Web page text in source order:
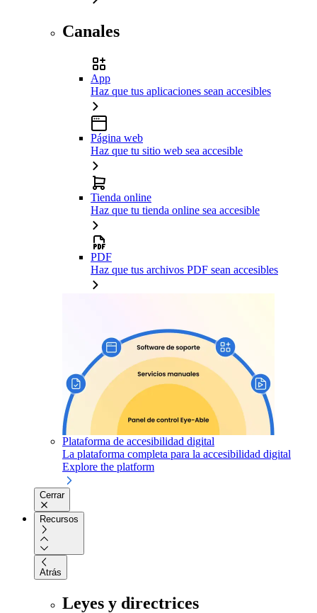
Canales
App
Haz que tus aplicaciones sean accesibles
Página web
Haz que tu sitio web sea accesible
Tienda online
Haz que tu tienda online sea accesible
PDF
Haz que tus archivos PDF sean accesibles
Plataforma de accesibilidad digital
La plataforma completa para la accesibilidad digital
Explore the platform
Cerrar
Recursos
Atrás
Leyes y directrices